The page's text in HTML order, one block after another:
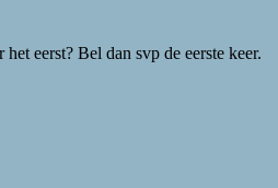
eerst? Bel dan svp de eerste keer.